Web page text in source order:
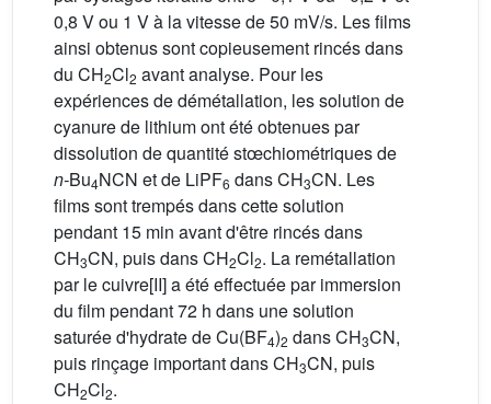
0,8 V ou 1 V à la vitesse de 50 mV/s. Les films
ainsi obtenus sont copieusement rincés dans
du CH2Cl2 avant analyse. Pour les
expériences de démétallation, les solution de
cyanure de lithium ont été obtenues par
dissolution de quantité stœchiométriques de
n-Bu4NCN et de LiPF6 dans CH3CN. Les
films sont trempés dans cette solution
pendant 15 min avant d'être rincés dans
CH3CN, puis dans CH2Cl2. La remétallation
par le cuivre[II] a été effectuée par immersion
du film pendant 72 h dans une solution
saturée d'hydrate de Cu(BF4)2 dans CH3CN,
puis rinçage important dans CH3CN, puis
CH2Cl2.